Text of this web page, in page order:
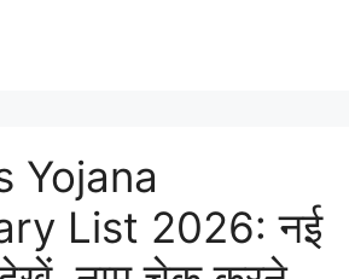
Yojana
List 2026: नई